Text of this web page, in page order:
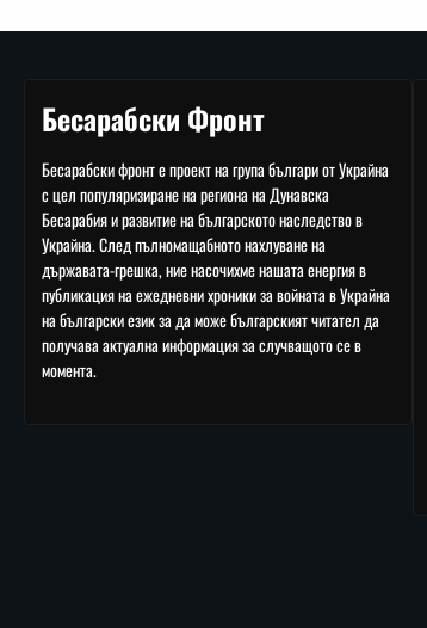
Бесарабски Фронт
Бесарабски фронт е проект на група българи от Украйна
с цел популяризиране на региона на Дунавска
Бесарабия и развитие на българското наследство в
Украйна. След пълномащабното нахлуване на
държавата-грешка, ние насочихме нашата енергия в
публикация на ежедневни хроники за войната в Украйна
на български език за да може българският читател да
получава актуална информация за случващото се в
момента.